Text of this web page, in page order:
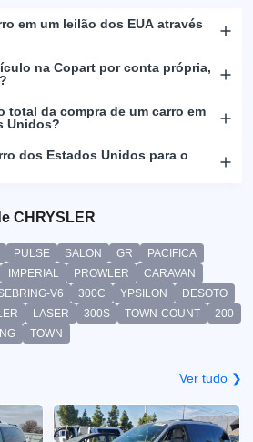
em um leilão dos EUA através
na Copart por conta própria,
total da compra de um carro em
Unidos?
dos Estados Unidos para o
CHRYSLER
PULSE SALON GR
PACIFICA
IMPERIAL PROWLER
CARAVAN
V6 300C YPSILON
DESOTO
LASER 300S TOWN-COUNT
200
TOWN
Ver tudo ❯